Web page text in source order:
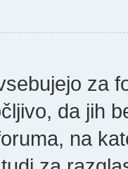
za
da jih
na